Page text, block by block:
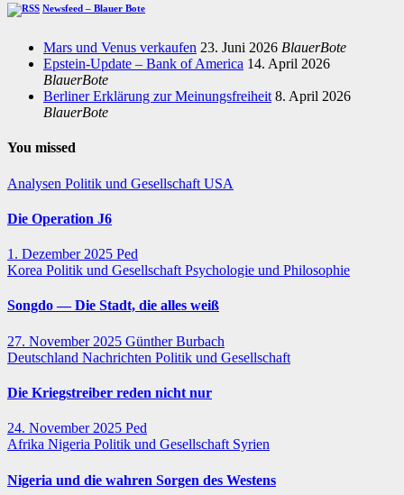
Newsfeed – Blauer Bote
Mars und Venus verkaufen 23. Juni 2026 BlauerBote
Epstein-Update – Bank of America 14. April 2026
BlauerBote
Berliner Erklärung zur Meinungsfreiheit 8. April 2026
BlauerBote
You missed
Analysen Politik und Gesellschaft USA
Die Operation J6
1. Dezember 2025 Ped
Korea Politik und Gesellschaft Psychologie und Philosophie
Songdo — Die Stadt, die alles weiß
27. November 2025 Günther Burbach
Deutschland Nachrichten Politik und Gesellschaft
Die Kriegstreiber reden nicht nur
24. November 2025 Ped
Afrika Nigeria Politik und Gesellschaft Syrien
Nigeria und die wahren Sorgen des Westens